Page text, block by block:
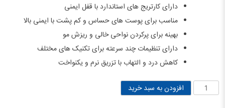
دارای کارتریج‌ های استاندارد با قفل ایمنی
مناسب برای پوست‌ های حساس و کم‌ پشت با ایمنی بالا
بهینه برای پرکردن نواحی خالی و ریزش مو
دارای تنظیمات چند سرعته برای تکنیک‌ های مختلف
کاهش درد و التهاب با تزریق نرم و یکنواخت
دستگاه
افزودن به سبد خرید